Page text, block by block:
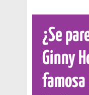
¿Se
Ginny
famosa